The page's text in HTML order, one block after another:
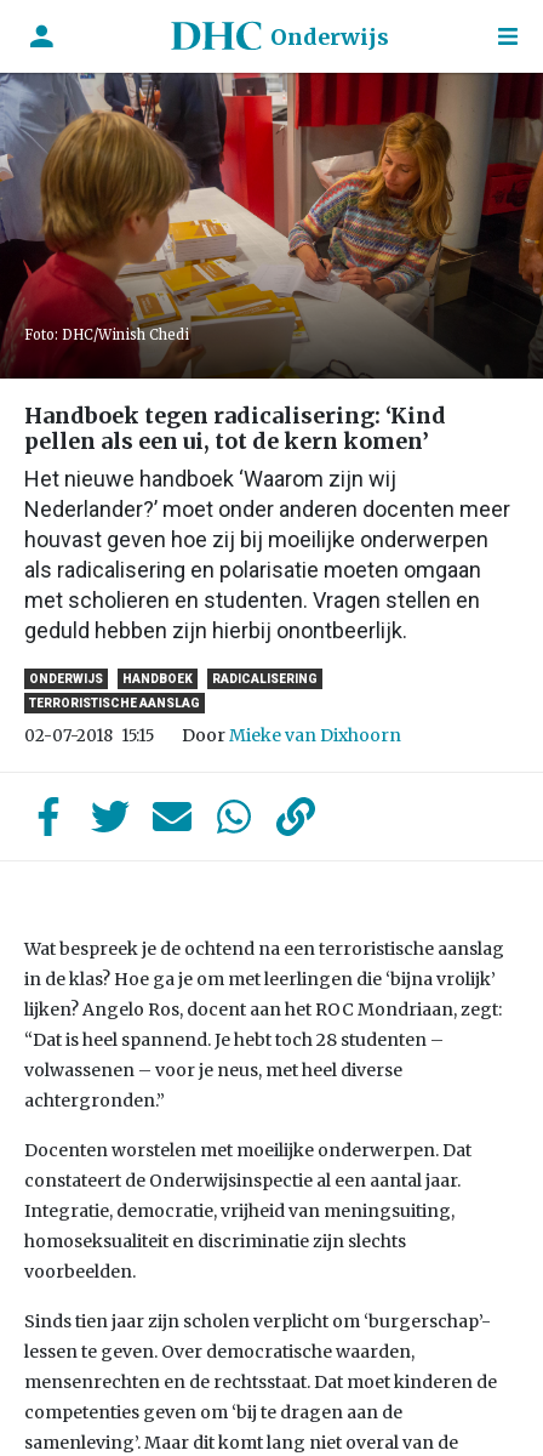
Onderwijs
Foto: DHC/Winish Chedi
Handboek tegen radicalisering: ‘Kind
pellen als een ui, tot de kern komen’
Het nieuwe handboek ‘Waarom zijn wij
Nederlander?’ moet onder anderen docenten meer
houvast geven hoe zij bij moeilijke onderwerpen
als radicalisering en polarisatie moeten omgaan
met scholieren en studenten. Vragen stellen en
geduld hebben zijn hierbij onontbeerlijk.
ONDERWIJS HANDBOEK
RADICALISERING
TERRORISTISCHE AANSLAG
02-07-2018 15:15 DoorMieke van Dixhoorn
Wat bespreek je de ochtend na een terroristische aanslag
in de klas? Hoe ga je om met leerlingen die ‘bijna vrolijk’
lijken? Angelo Ros, docent aan het ROC Mondriaan, zegt:
“Dat is heel spannend. Je hebt toch 28 studenten –
volwassenen – voor je neus, met heel diverse
achtergronden.”
Docenten worstelen met moeilijke onderwerpen. Dat
constateert de Onderwijsinspectie al een aantal jaar.
Integratie, democratie, vrijheid van meningsuiting,
homoseksualiteit en discriminatie zijn slechts
voorbeelden.
Sinds tien jaar zijn scholen verplicht om ‘burgerschap’-
lessen te geven. Over democratische waarden,
mensenrechten en de rechtsstaat. Dat moet kinderen de
competenties geven om ‘bij te dragen aan de
samenleving’. Maar dit komt lang niet overal van de